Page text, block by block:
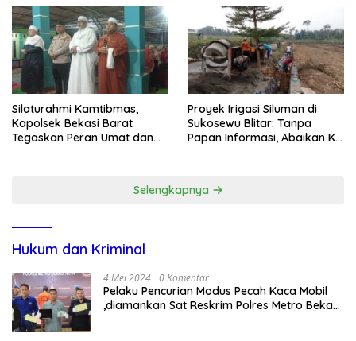
Dugaan Penganiayaan
Pembangunan
Silaturahmi Kamtibmas,
Kapolsek Bekasi Barat
Tegaskan Peran Umat dan
Proyek Irigasi Siluman di
Sukosewu Blitar: Tanpa
Papan Informasi, Abaikan K3,
Selengkapnya
Hukum dan Kriminal
4 Mei 2024 0 Komentar
Pelaku Pencurian Modus Pecah Kaca Mobil
,diamankan Sat Reskrim Polres Metro Bekasi